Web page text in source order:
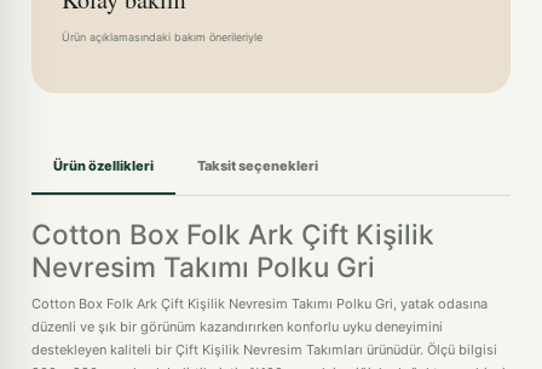
Ürün açıklamasındaki bakım önerileriyle
Ürün özellikleri Taksit seçenekleri
Cotton Box Folk Ark Çift Kişilik
Nevresim Takımı Polku Gri
Cotton Box Folk Ark Çift Kişilik Nevresim Takımı Polku Gri, yatak odasına
düzenli ve şık bir görünüm kazandırırken konforlu uyku deneyimini
destekleyen kaliteli bir Çift Kişilik Nevresim Takımları ürünüdür. Ölçü bilgisi